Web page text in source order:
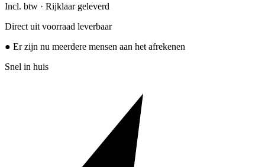
Incl. btw · Rijklaar geleverd
Direct uit voorraad leverbaar
● Er zijn nu meerdere mensen aan het afrekenen
Snel in huis